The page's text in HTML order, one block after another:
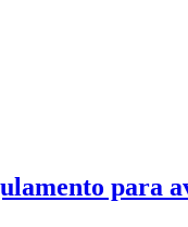
para